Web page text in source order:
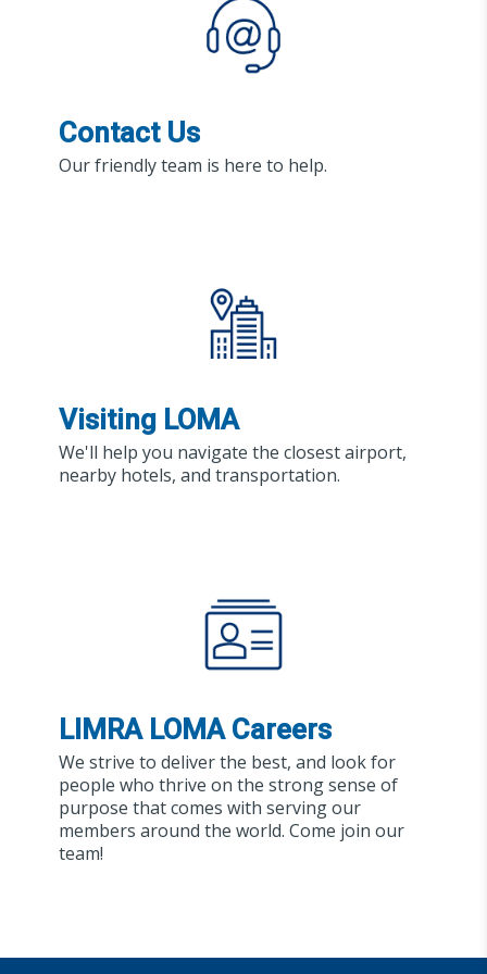
Contact Us
Our friendly team is here to help.
Visiting LOMA
We'll help you navigate the closest airport,
nearby hotels, and transportation.
LIMRA LOMA Careers
We strive to deliver the best, and look for
people who thrive on the strong sense of
purpose that comes with serving our
members around the world. Come join our
team!